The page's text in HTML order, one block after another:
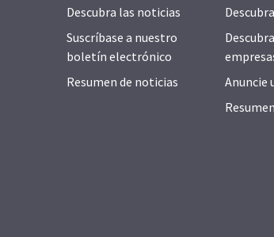
Descubra las noticias
Suscríbase a nuestro
boletín electrónico
Resumen de noticias
Anuncie